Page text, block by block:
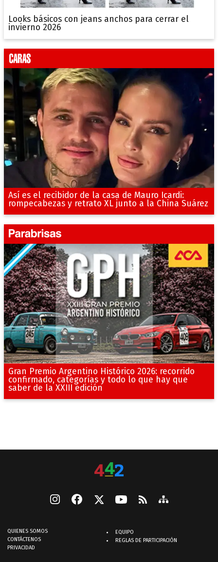
Looks básicos con jeans anchos para cerrar el
invierno 2026
Así es el recibidor de la casa de Mauro Icardi:
rompecabezas y retrato XL junto a la China Suárez
Gran Premio Argentino Histórico 2026: recorrido
confirmado, categorías y todo lo que hay que
saber de la XXIII edición
QUIENES SOMOS
CONTÁCTENOS
PRIVACIDAD
EQUIPO
REGLAS DE PARTICIPACIÓN